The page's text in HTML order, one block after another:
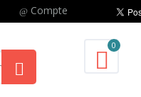
Compte
0